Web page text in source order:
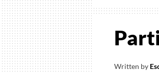
Written by